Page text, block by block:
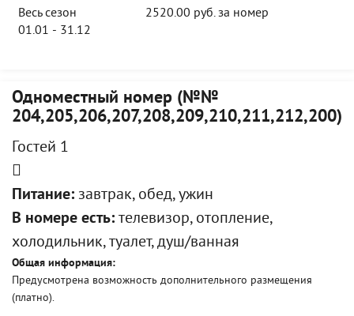
Весь сезон
01.01 - 31.12
2520.00 руб. за номер
Одноместный номер (№№
204,205,206,207,208,209,210,211,212,200)
Гостей 1
Питание: завтрак, обед, ужин
В номере есть: телевизор, отопление,
холодильник, туалет, душ/ванная
Общая информация:
Предусмотрена возможность дополнительного размещения
(платно).